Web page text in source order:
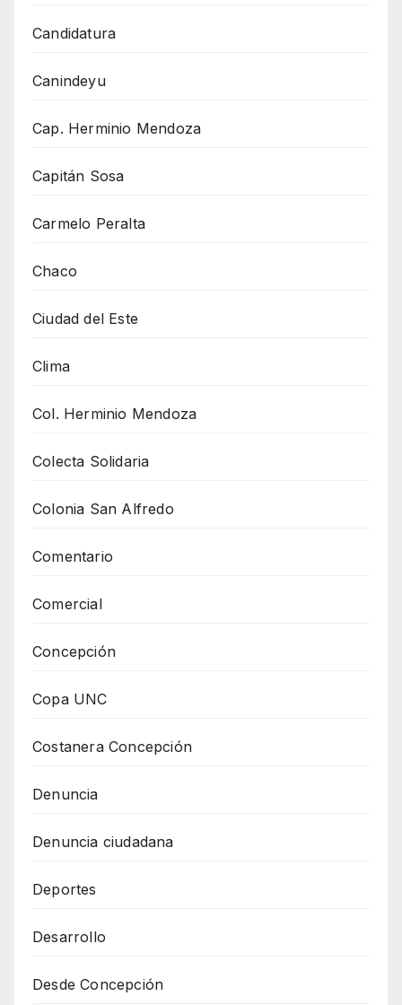
Candidatura
Canindeyu
Cap. Herminio Mendoza
Capitán Sosa
Carmelo Peralta
Chaco
Ciudad del Este
Clima
Col. Herminio Mendoza
Colecta Solidaria
Colonia San Alfredo
Comentario
Comercial
Concepción
Copa UNC
Costanera Concepción
Denuncia
Denuncia ciudadana
Deportes
Desarrollo
Desde Concepción